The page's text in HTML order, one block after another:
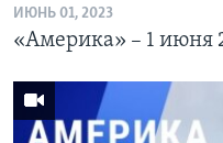
ИЮНЬ 01, 2023
«Америка» – 1 июня